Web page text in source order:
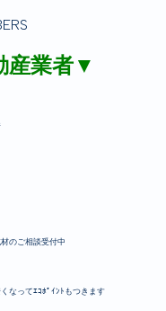
産業者▼
のご相談受付中
なってｴｺﾎﾟｲﾝﾄもつきます